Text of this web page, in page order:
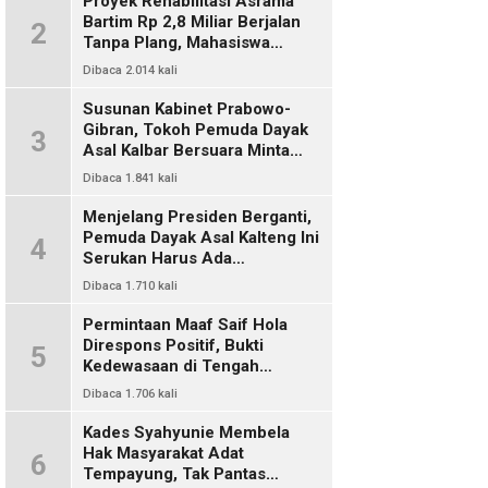
2
Bartim Rp 2,8 Miliar Berjalan
Tanpa Plang, Mahasiswa
Pertanyakan Transparansi
Dibaca 2.014 kali
3
Susunan Kabinet Prabowo-
Gibran, Tokoh Pemuda Dayak
Asal Kalbar Bersuara Minta
Harus Ada Representasi Dari
Dibaca 1.841 kali
4
Menjelang Presiden Berganti,
Pemuda Dayak Asal Kalteng Ini
Serukan Harus Ada
Keterwakilan Bangsa Dayak
Dibaca 1.710 kali
5
Permintaan Maaf Saif Hola
Direspons Positif, Bukti
Kedewasaan di Tengah
Polemik Konten
Dibaca 1.706 kali
6
Kades Syahyunie Membela
Hak Masyarakat Adat
Tempayung, Tak Pantas